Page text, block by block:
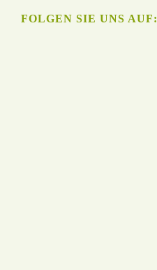
FOLGEN SIE UNS AUF: